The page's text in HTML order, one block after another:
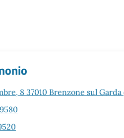
8 37010 Brenzone sul Garda